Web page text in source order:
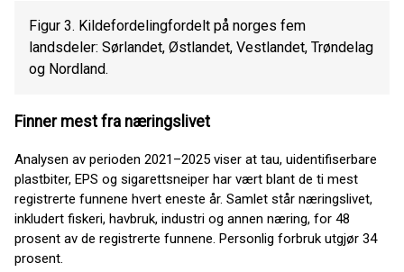
Figur 3. Kildefordelingfordelt på norges fem
landsdeler: Sørlandet, Østlandet, Vestlandet, Trøndelag
og Nordland.
Finner mest fra næringslivet
Analysen av perioden 2021–2025 viser at tau, uidentifiserbare
plastbiter, EPS og sigarettsneiper har vært blant de ti mest
registrerte funnene hvert eneste år. Samlet står næringslivet,
inkludert fiskeri, havbruk, industri og annen næring, for 48
prosent av de registrerte funnene. Personlig forbruk utgjør 34
prosent.